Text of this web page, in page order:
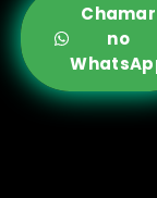
Chamar
no